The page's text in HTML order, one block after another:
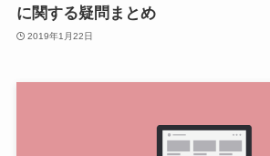
に関する疑問まとめ
2019年1月22日